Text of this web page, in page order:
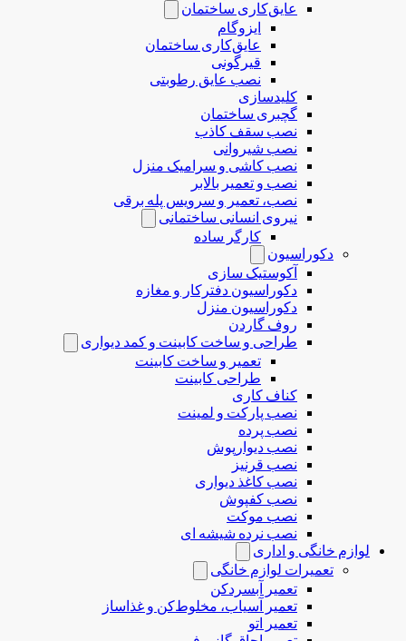
عایق‌کاری ساختمان
ایزوگام
عایق‌کاری ساختمان
قیرگونی
نصب عایق رطوبتی
کلیدسازی
گچبری ساختمان
نصب سقف کاذب
نصب شیروانی
نصب کاشی و سرامیک منزل
نصب و تعمیر بالابر
نصب، تعمیر و سرویس پله برقی
نیروی انسانی ساختمانی
کارگر ساده
دکوراسیون
آکوستیک سازی
دکوراسیون دفترکار و مغازه
دکوراسیون منزل
روف گاردن
طراحی و ساخت کابینت و کمد دیواری
تعمیر و ساخت کابینت
طراحی کابینت
کناف کاری
نصب پارکت و لمینت
نصب پرده
نصب دیوارپوش
نصب قرنیز
نصب کاغذ دیواری
نصب کفپوش
نصب موکت
نصب نرده شیشه ای
لوازم خانگی و اداری
تعمیرات لوازم خانگی
تعمیر آبسردکن
تعمیر آسیاب، مخلوط‌کن و غذاساز
تعمیر اتو